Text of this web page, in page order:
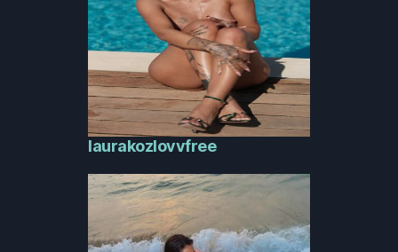
laurakozlovvfree